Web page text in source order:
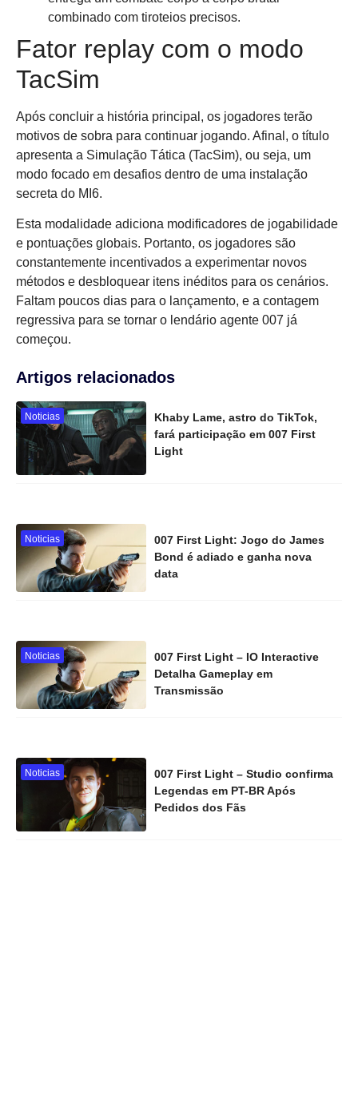
combinado com tiroteios precisos.
Fator replay com o modo
TacSim
Após concluir a história principal, os jogadores terão
motivos de sobra para continuar jogando. Afinal, o título
apresenta a Simulação Tática (TacSim), ou seja, um
modo focado em desafios dentro de uma instalação
secreta do MI6.
Esta modalidade adiciona modificadores de jogabilidade
e pontuações globais. Portanto, os jogadores são
constantemente incentivados a experimentar novos
métodos e desbloquear itens inéditos para os cenários.
Faltam poucos dias para o lançamento, e a contagem
regressiva para se tornar o lendário agente 007 já
começou.
Artigos relacionados
Noticias
Khaby Lame, astro do TikTok,
fará participação em 007 First
Light
Noticias
007 First Light: Jogo do James
Bond é adiado e ganha nova
data
Noticias
007 First Light – IO Interactive
Detalha Gameplay em
Transmissão
Noticias
007 First Light – Studio confirma
Legendas em PT-BR Após
Pedidos dos Fãs